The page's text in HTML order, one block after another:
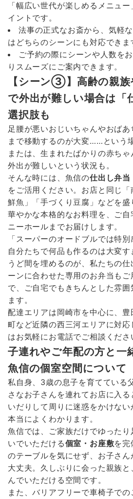
「幅広い世代が楽しめるメニュ
イントです。
法事の正式なお斎から、気軽
はどちらのシーンにも対応できま
ご予約の際にシーンや人数を
りスムーズにご案内できます。
【シーン③】高齢の親
で外出が難しい場合は「
選択肢も
足腰が悪いおじいちゃんやおば
まで移動するのが大変……という
または、生まれたばかりの赤ち
外出が難しいという状況も。
そんな時には、魚信の仕出し弁当
をご活用ください。お店と同じ
鮮魚」「手づくり豆腐」などを盛
華やかな本格的なお料理を、ご
ニーホールまでお届けします。
「スーパーのオードブルでは特
自分たちで何品も作るのは大変
うど間を埋めるのが、私たちの
ーンに合わせた専用のお弁当も
で、ご自宅でもきちんとした雰
ます。
配達エリアは岡崎市を中心に、豊
町など近隣の西三河エリアに対応
はお気軽にお電話でご相談くださ
子連れやご年配の方と一
魚信の個室空間について
私自身、3歳の息子を育てている
さなお子さんを連れてお店に入
いだりして周りに迷惑をかけない
本当によくわかります。
魚信では、ご家族だけでゆったり
いでいただける個室・お座敷を完
のテーブルを気にせず、お子さん
大丈夫。久しぶりに会った親族
んでいただける空間です。
また、バリアフリーで車椅子で